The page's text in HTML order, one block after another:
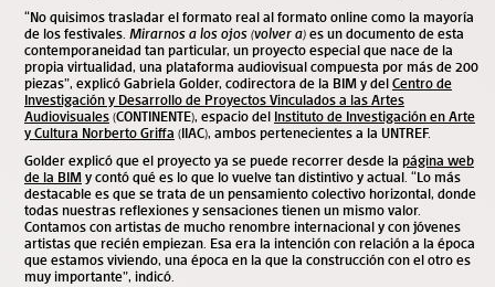
“No quisimos trasladar el formato real al formato online como la mayoría
de los festivales. Mirarnos a los ojos (volver a) es un documento de esta
contemporaneidad tan particular, un proyecto especial que nace de la
propia virtualidad, una plataforma audiovisual compuesta por más de 200
piezas”, explicó Gabriela Golder, codirectora de la BIM y del Centro de
Investigación y Desarrollo de Proyectos Vinculados a las Artes
Audiovisuales (CONTINENTE), espacio del Instituto de Investigación en Arte
y Cultura Norberto Griffa (IIAC), ambos pertenecientes a la UNTREF.
Golder explicó que el proyecto ya se puede recorrer desde la página web
de la BIM y contó qué es lo que lo vuelve tan distintivo y actual. “Lo más
destacable es que se trata de un pensamiento colectivo horizontal, donde
todas nuestras reflexiones y sensaciones tienen un mismo valor.
Contamos con artistas de mucho renombre internacional y con jóvenes
artistas que recién empiezan. Esa era la intención con relación a la época
que estamos viviendo, una época en la que la construcción con el otro es
muy importante”, indicó.